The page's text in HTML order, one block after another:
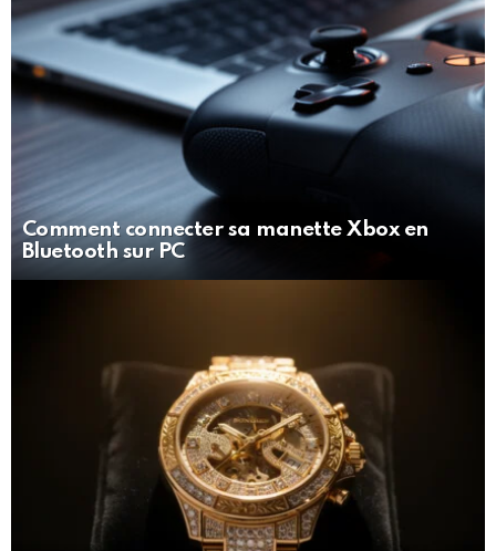
Comment connecter sa manette Xbox en
Bluetooth sur PC